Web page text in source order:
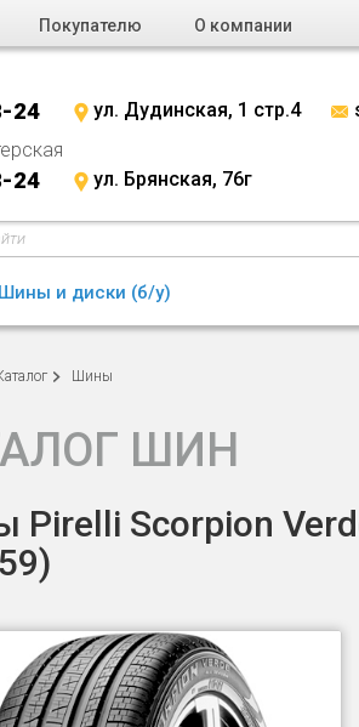
Покупателю О компании
24 ул. Дудинская, 1 стр.4
24 ул. Брянская, 76г
Шины и диски (б/у)
Шины
ШИН
Scorpion